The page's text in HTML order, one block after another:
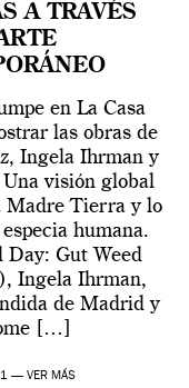
A TRAVÉS
en La Casa
las obras de
Ingela Ihrman y
visión global
Madre Tierra y lo
humana.
Day: Gut Weed
Ingela Ihrman,
de Madrid y
[…]
—VER MÁS